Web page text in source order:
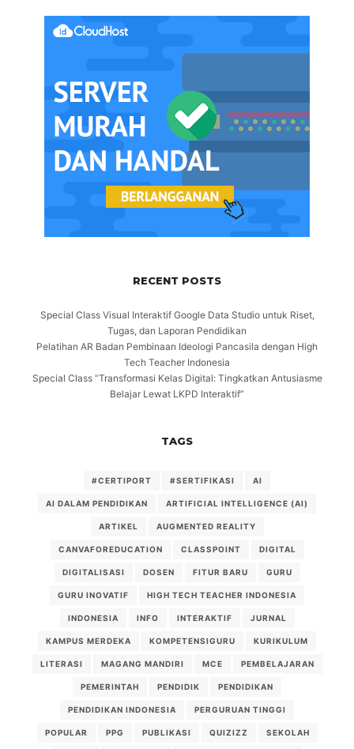
RECENT POSTS
Special Class Visual Interaktif Google Data Studio untuk Riset,
Tugas, dan Laporan Pendidikan
Pelatihan AR Badan Pembinaan Ideologi Pancasila dengan High
Tech Teacher Indonesia
Special Class “Transformasi Kelas Digital: Tingkatkan Antusiasme
Belajar Lewat LKPD Interaktif”
TAGS
#CERTIPORT #SERTIFIKASI AI
AI DALAM PENDIDIKAN ARTIFICIAL INTELLIGENCE (AI)
ARTIKEL AUGMENTED REALITY
CANVAFOREDUCATION CLASSPOINT DIGITAL
DIGITALISASI DOSEN FITUR BARU GURU
GURU INOVATIF HIGH TECH TEACHER INDONESIA
INDONESIA INFO INTERAKTIF JURNAL
KAMPUS MERDEKA KOMPETENSIGURU KURIKULUM
LITERASI MAGANG MANDIRI MCE PEMBELAJARAN
PEMERINTAH PENDIDIK PENDIDIKAN
PENDIDIKAN INDONESIA PERGURUAN TINGGI
POPULAR PPG PUBLIKASI QUIZIZZ SEKOLAH